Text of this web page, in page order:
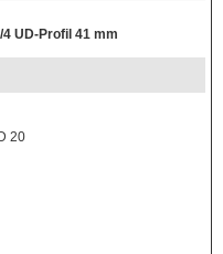
UD-Profil 41 mm
20